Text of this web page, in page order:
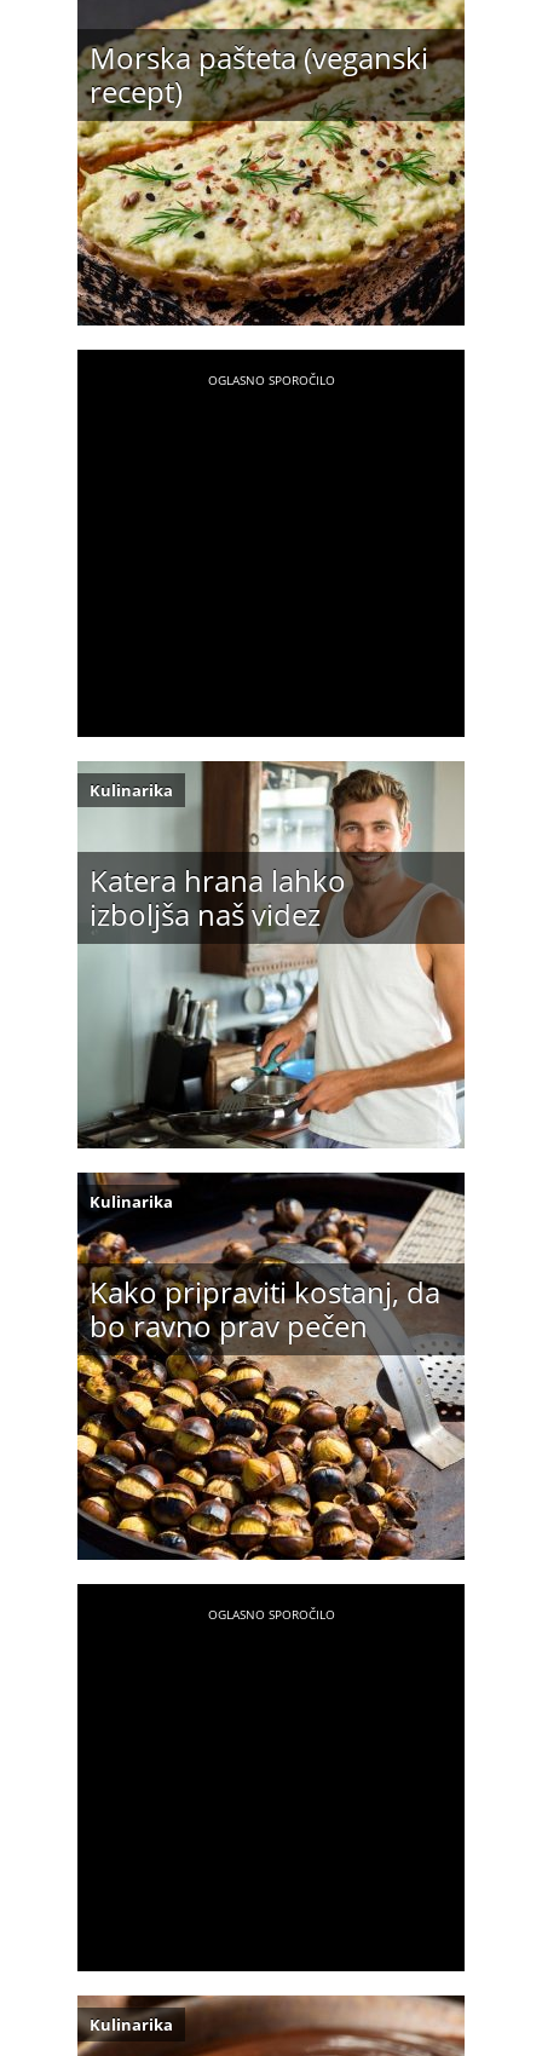
Morska pašteta (veganski
recept)
Katera hrana lahko
izboljša naš videz
Kulinarika
Kako pripraviti kostanj, da
bo ravno prav pečen
Kulinarika
Kulinarika